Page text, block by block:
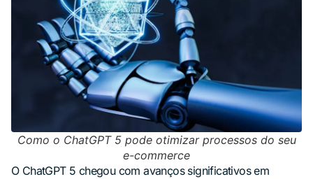
Como o ChatGPT 5 pode otimizar processos do seu
e-commerce
O ChatGPT 5 chegou com avanços significativos em